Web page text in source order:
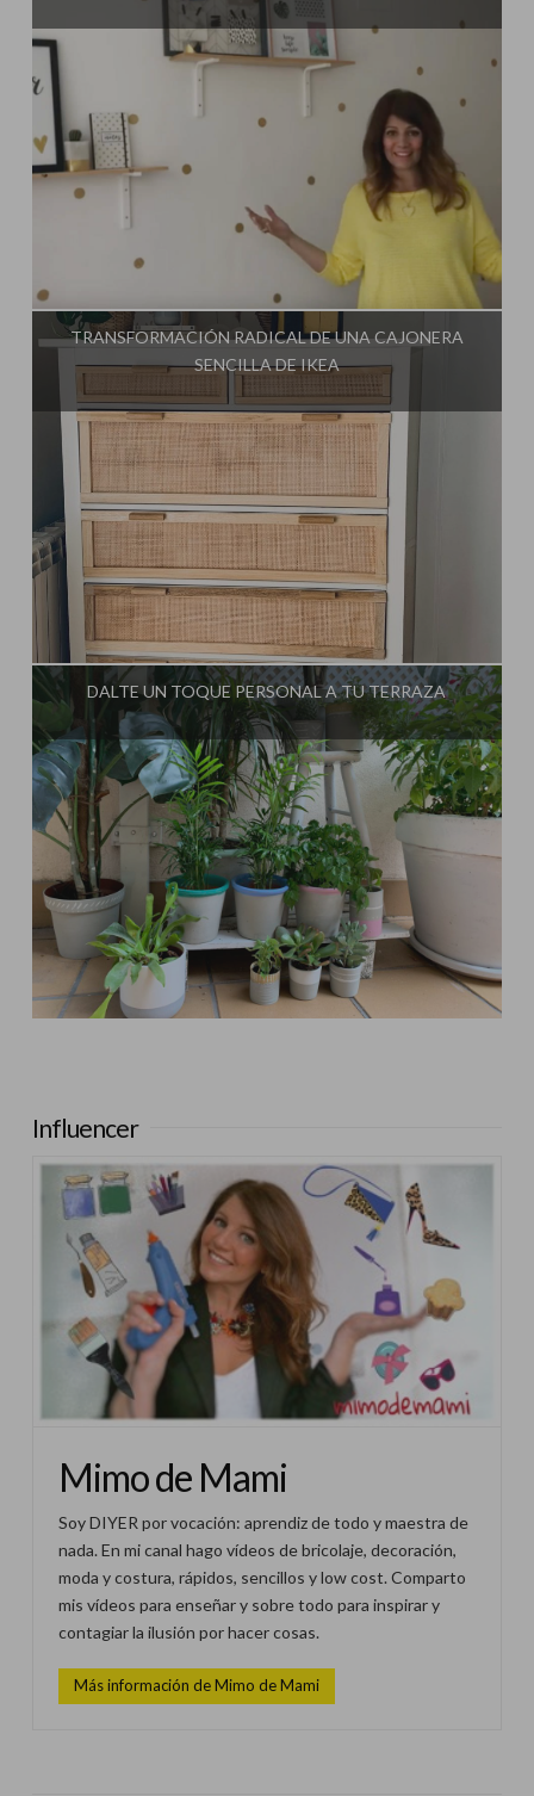
Mimo de Mami
TRANSFORMACIÓN RADICAL DE UNA CAJONERA
SENCILLA DE IKEA
Influencer: Mimo de Mami
DALTE UN TOQUE PERSONAL A TU TERRAZA
Influencer: Mimo de Mami
Influencer
Mimo de Mami
Soy DIYER por vocación: aprendiz de todo y maestra de
nada. En mi canal hago vídeos de bricolaje, decoración,
moda y costura, rápidos, sencillos y low cost. Comparto
mis vídeos para enseñar y sobre todo para inspirar y
contagiar la ilusión por hacer cosas.
Más información de Mimo de Mami